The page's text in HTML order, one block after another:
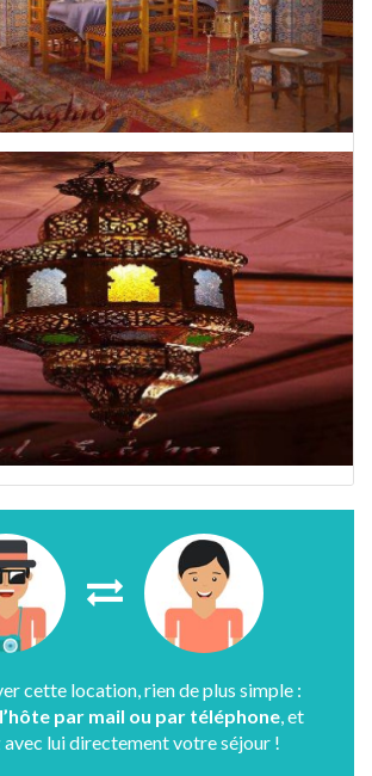
cette location, rien de plus simple :
par mail ou par téléphone , et
avec lui directement votre séjour !